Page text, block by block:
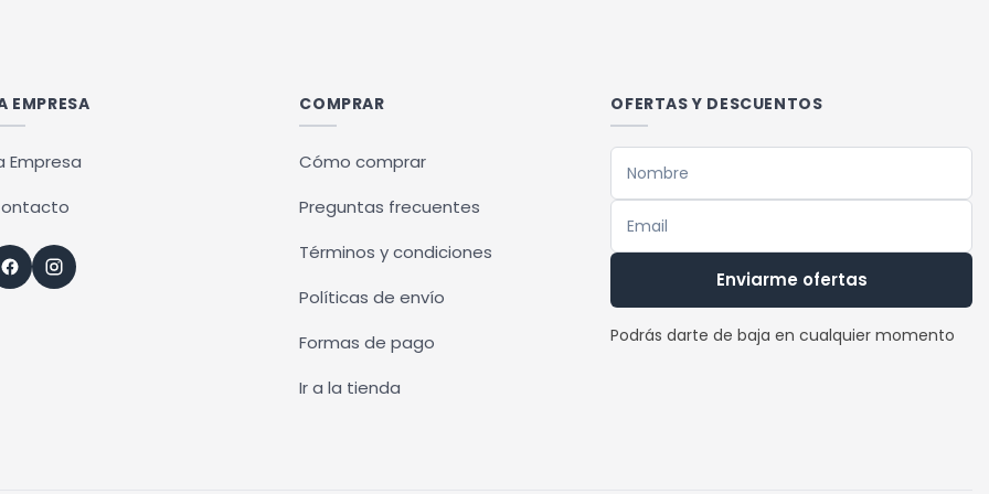
EMPRESA
Empresa
COMPRAR
Cómo comprar
Preguntas frecuentes
Términos y condiciones
Políticas de envío
Formas de pago
Ir a la tienda
OFERTAS Y DESCUENTOS
Enviarme ofertas
Podrás darte de baja en cualquier momento